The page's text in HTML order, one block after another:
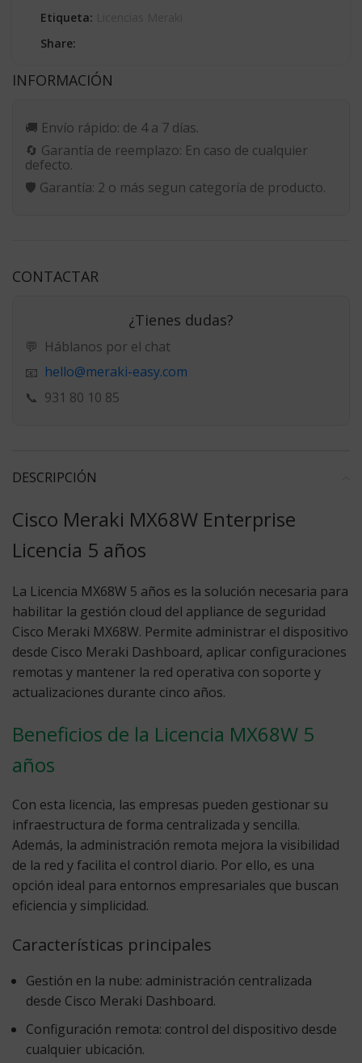
Etiqueta:
Share:
INFORMACIÓN
🚚 Envío rápido: de 4 a 7 días.
🔄 Garantía de reemplazo: En caso de cualquier
defecto.
🛡️ Garantía: 2 o más segun categoría de producto.
CONTACTAR
¿Tienes dudas?
💬 Háblanos por el chat
📧 hello@meraki-easy.com
📞 931 80 10 85
DESCRIPCIÓN
Cisco Meraki MX68W Enterprise
Licencia 5 años
La Licencia MX68W 5 años es la solución necesaria para
habilitar la gestión cloud del appliance de seguridad
Cisco Meraki MX68W. Permite administrar el dispositivo
desde Cisco Meraki Dashboard, aplicar configuraciones
remotas y mantener la red operativa con soporte y
actualizaciones durante cinco años.
Beneficios de la Licencia MX68W 5
años
Con esta licencia, las empresas pueden gestionar su
infraestructura de forma centralizada y sencilla.
Además, la administración remota mejora la visibilidad
de la red y facilita el control diario. Por ello, es una
opción ideal para entornos empresariales que buscan
eficiencia y simplicidad.
Características principales
Gestión en la nube: administración centralizada
desde Cisco Meraki Dashboard.
Configuración remota: control del dispositivo desde
cualquier ubicación.